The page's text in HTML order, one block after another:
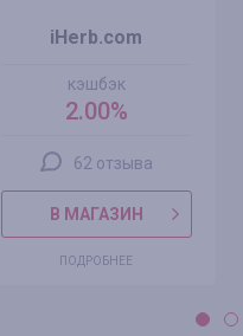
iHerb.com
кэшбэк
2.00%
62 отзыва
В МАГАЗИН
ПОДРОБНЕЕ